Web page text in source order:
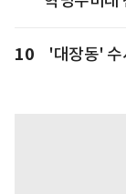
10 '대장동' 수